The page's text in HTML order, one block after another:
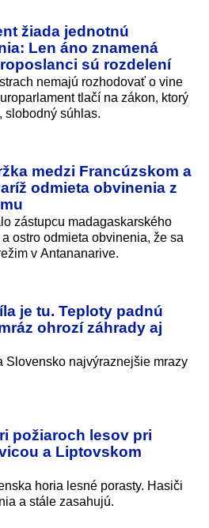
žiada jednotnú
Len áno znamená
sú rozdelení
nemajú rozhodovať o vine
tlačí na zákon, ktorý
slobodný súhlas.
medzi Francúzskom a
odmieta obvinenia z
zástupcu madagaskarského
ostro odmieta obvinenia, že sa
v Antananarive.
je tu. Teploty padnú
ohrozí záhrady aj
Slovensko najvýraznejšie mrazy
požiaroch lesov pri
a Liptovskom
horia lesné porasty. Hasiči
a stále zasahujú.